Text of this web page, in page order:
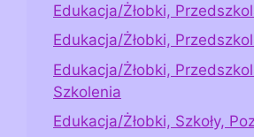
Edukacja/Żłobki,
Edukacja/Żłobki,
Edukacja/Żłobki,
Szkolenia
Edukacja/Żłobki, Szkoły,